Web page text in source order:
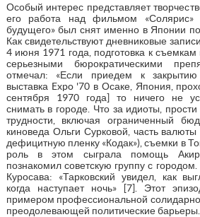
Особый интерес представляет
его работа над фильмом «Солярис»
будущего» был снят именно в Японии
Как свидетельствуют дневниковые
4 июня 1971 года, подготовка к съемкам
серьезными бюрократическими
отмечал: «Если приедем к закрытию
выставка Expo '70 в Осаке, Япония,
сентября 1970 года] то ничего не
снимать в городе. Что за идиоты,
трудности, включая ограниченный
киноведа Ольги Сурковой, часть
дефицитную пленку «Кодак»), съемки в
роль в этом сыграла помощь
познакомил советскую группу с
Куросава: «Тарковский увидел, как
когда наступает ночь» [7]. Этот
примером профессиональной
преодолевающей политические барьеры.